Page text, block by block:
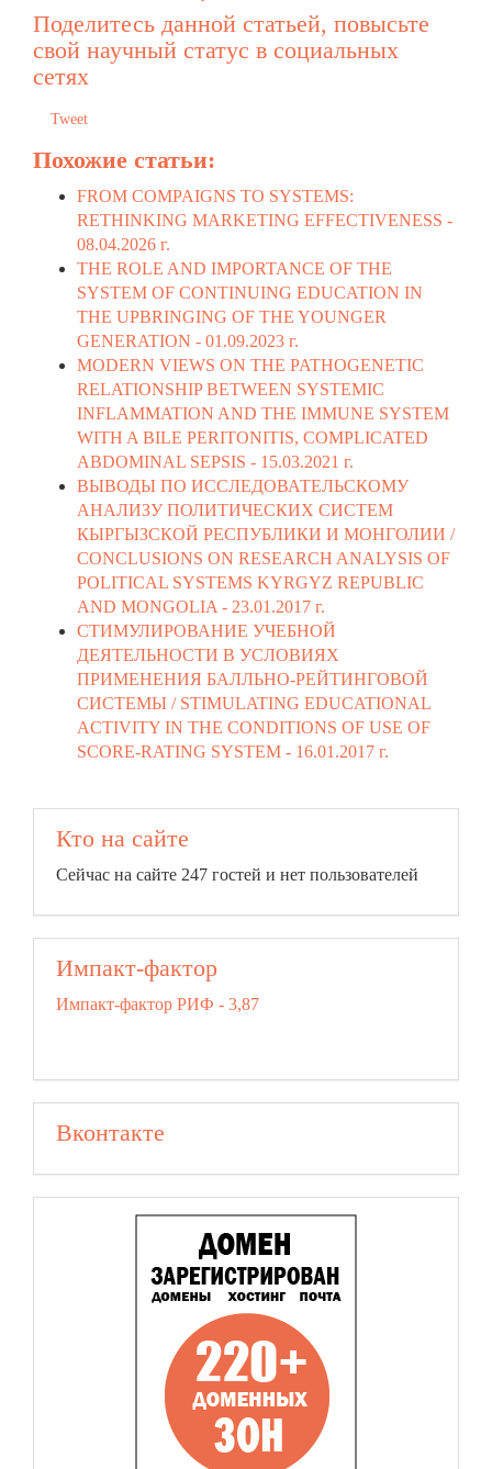
Поделитесь данной статьей, повысьте
свой научный статус в социальных
сетях
Tweet
Похожие статьи:
FROM COMPAIGNS TO SYSTEMS:
RETHINKING MARKETING EFFECTIVENESS -
08.04.2026 г.
THE ROLE AND IMPORTANCE OF THE
SYSTEM OF CONTINUING EDUCATION IN
THE UPBRINGING OF THE YOUNGER
GENERATION - 01.09.2023 г.
MODERN VIEWS ON THE PATHOGENETIC
RELATIONSHIP BETWEEN SYSTEMIC
INFLAMMATION AND THE IMMUNE SYSTEM
WITH A BILE PERITONITIS, COMPLICATED
ABDOMINAL SEPSIS - 15.03.2021 г.
ВЫВОДЫ ПО ИССЛЕДОВАТЕЛЬСКОМУ
АНАЛИЗУ ПОЛИТИЧЕСКИХ СИСТЕМ
КЫРГЫЗСКОЙ РЕСПУБЛИКИ И МОНГОЛИИ /
CONCLUSIONS ON RESEARCH ANALYSIS OF
POLITICAL SYSTEMS KYRGYZ REPUBLIC
AND MONGOLIA - 23.01.2017 г.
СТИМУЛИРОВАНИЕ УЧЕБНОЙ
ДЕЯТЕЛЬНОСТИ В УСЛОВИЯХ
ПРИМЕНЕНИЯ БАЛЛЬНО-РЕЙТИНГОВОЙ
СИСТЕМЫ / STIMULATING EDUCATIONAL
ACTIVITY IN THE CONDITIONS OF USE OF
SCORE-RATING SYSTEM - 16.01.2017 г.
Кто на сайте
Сейчас на сайте 247 гостей и нет пользователей
Импакт-фактор
Импакт-фактор РИФ - 3,87
Вконтакте